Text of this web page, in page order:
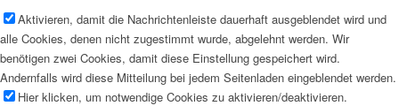
Aktivieren, damit die Nachrichtenleiste dauerhaft ausgeblendet wird und
alle Cookies, denen nicht zugestimmt wurde, abgelehnt werden. Wir
benötigen zwei Cookies, damit diese Einstellung gespeichert wird.
Andernfalls wird diese Mitteilung bei jedem Seitenladen eingeblendet werden.
Hier klicken, um notwendige Cookies zu aktivieren/deaktivieren.